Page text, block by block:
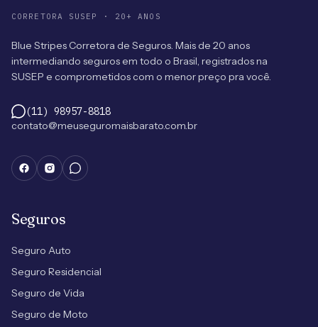
CORRETORA SUSEP · 20+ ANOS
Blue Stripes Corretora de Seguros. Mais de 20 anos
intermediando seguros em todo o Brasil, registrados na
SUSEP e comprometidos com o menor preço pra você.
(11) 98957-8818
contato@meuseguromaisbarato.com.br
Seguros
Seguro Auto
Seguro Residencial
Seguro de Vida
Seguro de Moto